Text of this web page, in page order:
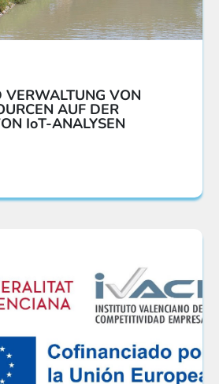
VERWALTUNG VON
AUF DER
IoT-ANALYSEN